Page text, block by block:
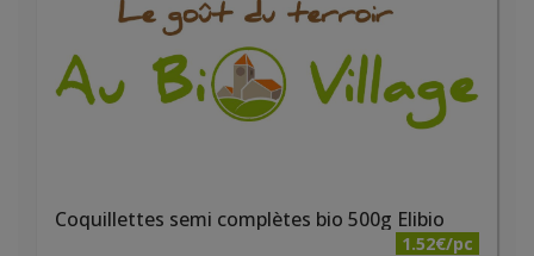
Coquillettes semi complètes bio 500g Elibio
1.52€/pc